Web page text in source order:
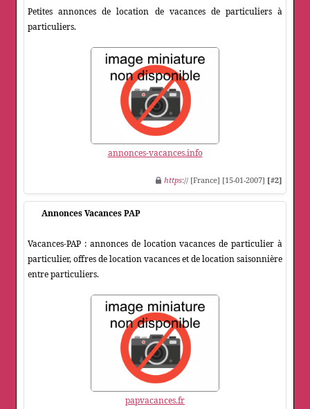
Petites annonces de location de vacances de particuliers à
particuliers.
annonces-vacances.info
https:// [France] [15-01-2007] [#2]
Annonces Vacances PAP
Vacances-PAP : annonces de location vacances de particulier à
particulier, offres de location vacances et de location saisonnière
entre particuliers.
papvacances.fr